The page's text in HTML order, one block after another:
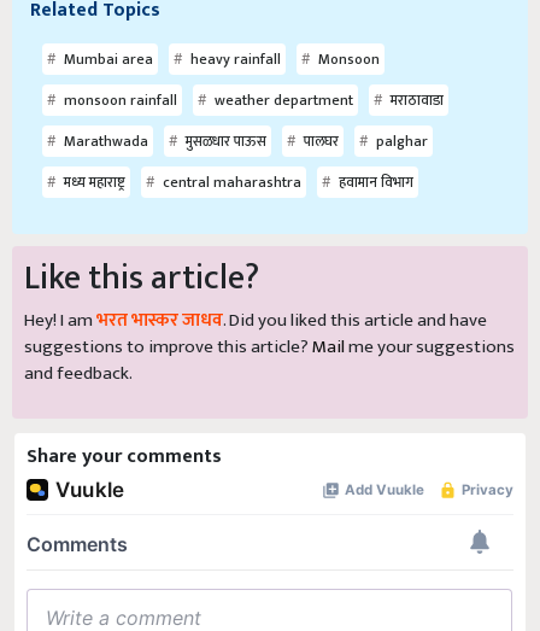
Related Topics
Mumbai area heavy rainfall
Monsoon
monsoon rainfall
weather department
मराठावाडा
Marathwada
मुसळधार पाऊस पालघर
palghar
मध्य महाराष्ट्र
central maharashtra हवामान विभाग
Like this article?
Hey! I amभरत भास्कर जाधव. Did you liked this article and have
suggestions to improve this article?Mailme your suggestions
and feedback.
Share your comments